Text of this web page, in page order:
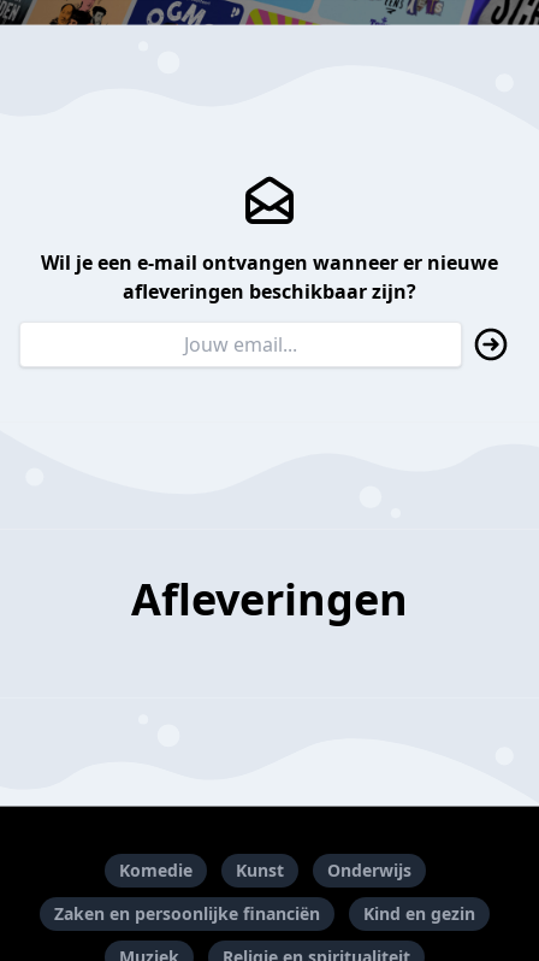
Wil je een e-mail ontvangen wanneer er nieuwe
afleveringen beschikbaar zijn?
Afleveringen
Komedie Kunst
Onderwijs
Zaken en persoonlijke financiën
Kind en gezin